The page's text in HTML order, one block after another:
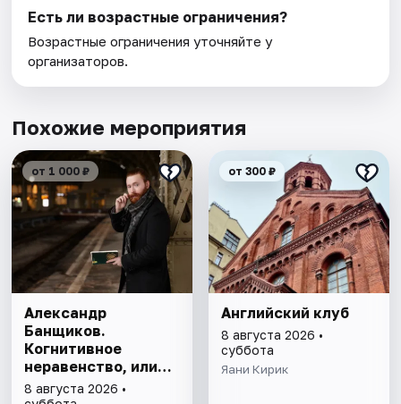
Есть ли возрастные ограничения?
Возрастные ограничения уточняйте у
организаторов.
Похожие мероприятия
от 1 000 ₽
Александр
Банщиков.
Когнитивное
неравенство, или
почему умные
8 августа 2026 •
от 300 ₽
Английский клуб
8 августа 2026 •
суббота
Яани Кирик